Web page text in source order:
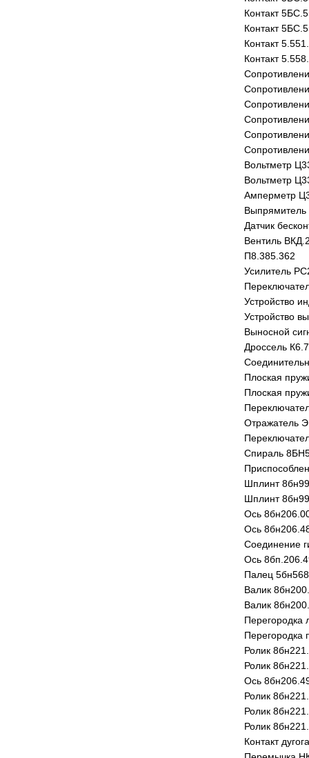
Контакт
Контакт
Контакт
Контакт
Вольтметр
Вольтметр
Амперметр
Датчик
Вентиль
П8.385.362
Усилитель
Устройство
Устройство
Выносной
Дроссель
Плоская
Плоская
Отражатель
Спираль
Шплинт
Шплинт
Ось
Ось
Соединение
Ось
Палец
Валик
Валик
Перегородка
Перегородка
Ролик
Ролик
Ось
Ролик
Ролик
Ролик
Контакт